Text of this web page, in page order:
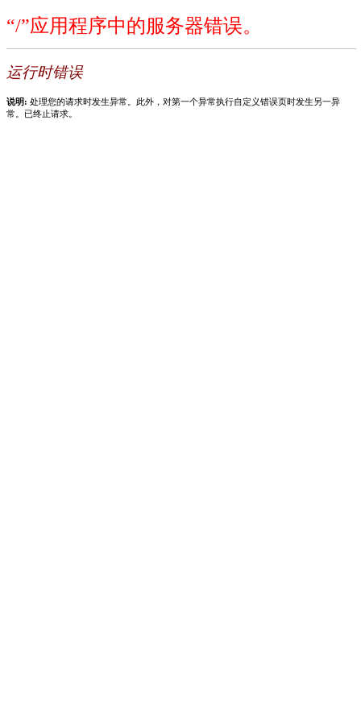
“/”应用程序中的服务器错误。
运行时错误
说明: 处理您的请求时发生异常。此外，对第一个异常执行自定义错误页时发生另一异
常。已终止请求。